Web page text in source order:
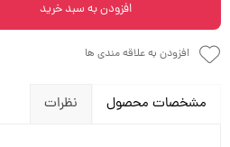
افزودن به سبد خرید
افزودن به علاقه مندی ها
مشخصات محصول نظرات